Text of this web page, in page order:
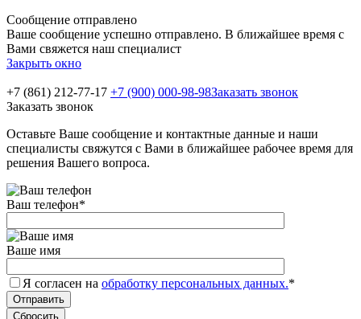
Сообщение отправлено
Ваше сообщение успешно отправлено. В ближайшее время с
Вами свяжется наш специалист
Закрыть окно
+7 (861) 212-77-17 +7 (900) 000-98-98Заказать звонок
Заказать звонок
Оставьте Ваше сообщение и контактные данные и наши
специалисты свяжутся с Вами в ближайшее рабочее время для
решения Вашего вопроса.
Ваш телефон*
Ваше имя
Я согласен на обработку персональных данных.*